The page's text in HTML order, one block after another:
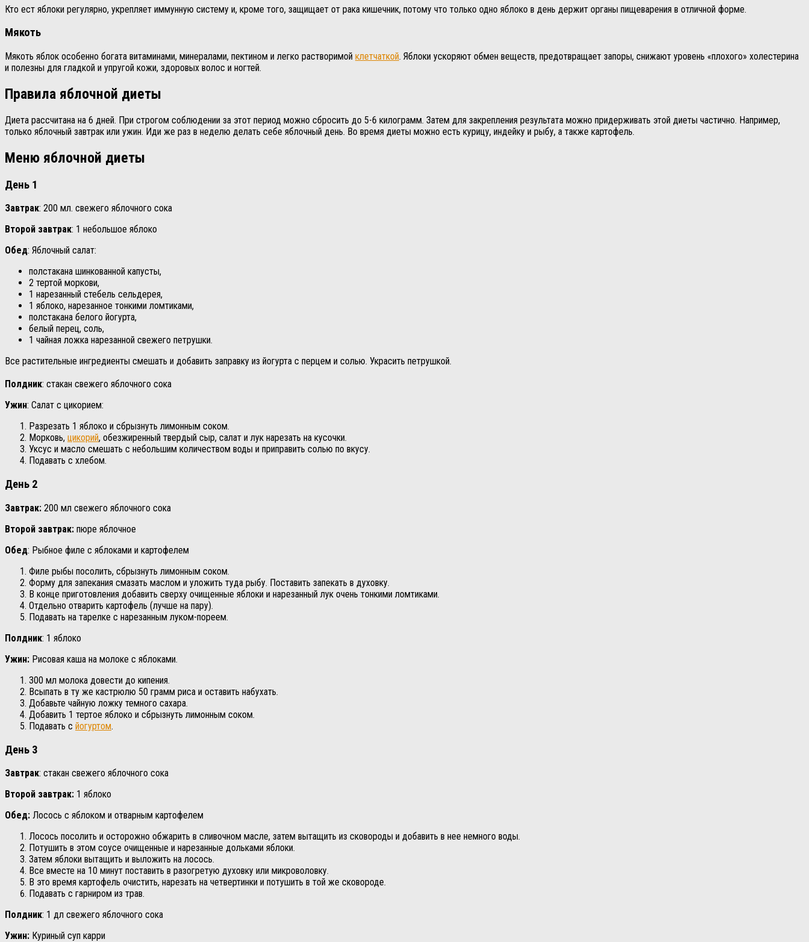
Кто ест яблоки регулярно, укрепляет иммунную систему и, кроме того, защищает от рака кишечник, потому что только одно яблоко в день держит органы пищеварения в отличной форме.
Мякоть
Мякоть яблок особенно богата витаминами, минералами, пектином и легко растворимой клетчаткой. Яблоки ускоряют обмен веществ, предотвращает запоры, снижают уровень «плохого» холестерина
и полезны для гладкой и упругой кожи, здоровых волос и ногтей.
Правила яблочной диеты
Диета рассчитана на 6 дней. При строгом соблюдении за этот период можно сбросить до 5-6 килограмм. Затем для закрепления результата можно придерживать этой диеты частично. Например,
только яблочный завтрак или ужин. Иди же раз в неделю делать себе яблочный день. Во время диеты можно есть курицу, индейку и рыбу, а также картофель.
Меню яблочной диеты
День 1
Завтрак: 200 мл. свежего яблочного сока
Второй завтрак: 1 небольшое яблоко
Обед: Яблочный салат:
полстакана шинкованной капусты,
2 тертой моркови,
1 нарезанный стебель сельдерея,
1 яблоко, нарезанное тонкими ломтиками,
полстакана белого йогурта,
белый перец, соль,
1 чайная ложка нарезанной свежего петрушки.
Все растительные ингредиенты смешать и добавить заправку из йогурта с перцем и солью. Украсить петрушкой.
Полдник: стакан свежего яблочного сока
Ужин: Салат с цикорием:
Разрезать 1 яблоко и сбрызнуть лимонным соком.
Морковь, цикорий, обезжиренный твердый сыр, салат и лук нарезать на кусочки.
Уксус и масло смешать с небольшим количеством воды и приправить солью по вкусу.
Подавать с хлебом.
День 2
Завтрак: 200 мл свежего яблочного сока
Второй завтрак: пюре яблочное
Обед: Рыбное филе с яблоками и картофелем
Филе рыбы посолить, сбрызнуть лимонным соком.
Форму для запекания смазать маслом и уложить туда рыбу. Поставить запекать в духовку.
В конце приготовления добавить сверху очищенные яблоки и нарезанный лук очень тонкими ломтиками.
Отдельно отварить картофель (лучше на пару).
Подавать на тарелке с нарезанным луком-пореем.
Полдник: 1 яблоко
Ужин: Рисовая каша на молоке с яблоками.
300 мл молока довести до кипения.
Всыпать в ту же кастрюлю 50 грамм риса и оставить набухать.
Добавьте чайную ложку темного сахара.
Добавить 1 тертое яблоко и сбрызнуть лимонным соком.
Подавать с йогуртом.
День 3
Завтрак: стакан свежего яблочного сока
Второй завтрак: 1 яблоко
Обед: Лосось с яблоком и отварным картофелем
Лосось посолить и осторожно обжарить в сливочном масле, затем вытащить из сковороды и добавить в нее немного воды.
Потушить в этом соусе очищенные и нарезанные дольками яблоки.
Затем яблоки вытащить и выложить на лосось.
Все вместе на 10 минут поставить в разогретую духовку или микроволовку.
В это время картофель очистить, нарезать на четвертинки и потушить в той же сковороде.
Подавать с гарниром из трав.
Полдник: 1 дл свежего яблочного сока
Ужин: Куриный суп карри